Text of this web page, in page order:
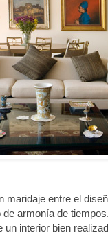
maridaje entre el
armonía de
interior bien